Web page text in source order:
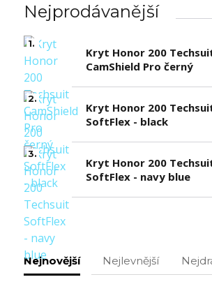
Nejprodávanější
1.
Kryt Honor 200
CamShield Pro černý
2.
Kryt Honor 200
SoftFlex - black
3.
Kryt Honor 200
SoftFlex - navy blue
Nejnovější Nejlevnější